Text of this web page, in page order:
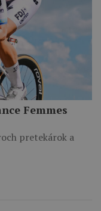
Femmes
pretekárok a